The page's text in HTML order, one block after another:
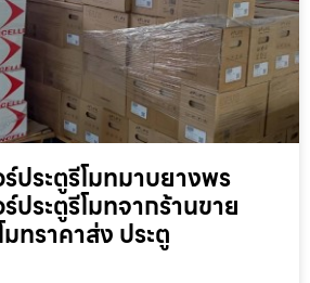
ประตูรีโมทมาบยางพร
ประตูรีโมทจากร้านขาย
มทราคาส่ง ประตู